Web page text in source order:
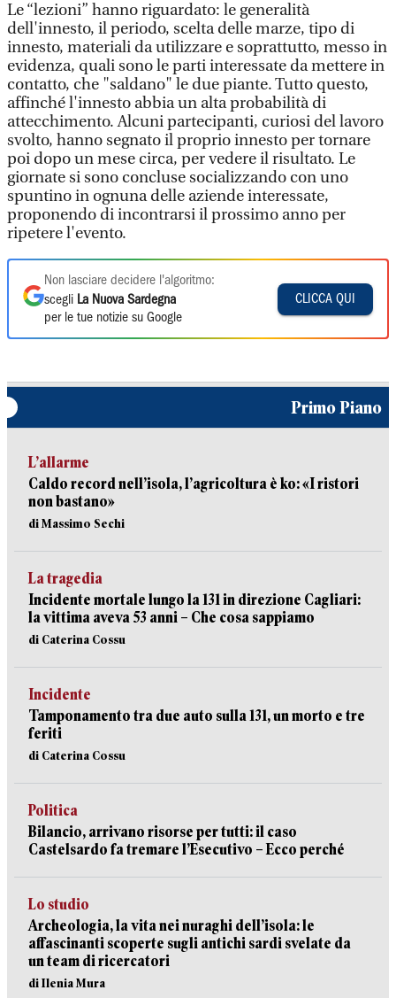
Le “lezioni” hanno riguardato: le generalità
dell'innesto, il periodo, scelta delle marze, tipo di
innesto, materiali da utilizzare e soprattutto, messo in
evidenza, quali sono le parti interessate da mettere in
contatto, che "saldano" le due piante. Tutto questo,
affinché l'innesto abbia un alta probabilità di
attecchimento. Alcuni partecipanti, curiosi del lavoro
svolto, hanno segnato il proprio innesto per tornare
poi dopo un mese circa, per vedere il risultato. Le
giornate si sono concluse socializzando con uno
spuntino in ognuna delle aziende interessate,
proponendo di incontrarsi il prossimo anno per
ripetere l'evento.
Non lasciare decidere l'algoritmo:
scegli La Nuova Sardegna
per le tue notizie su Google
CLICCA QUI
Primo Piano
L’allarme
Caldo record nell’isola, l’agricoltura è ko: «I ristori
non bastano»
di Massimo Sechi
La tragedia
Incidente mortale lungo la 131 in direzione Cagliari:
la vittima aveva 53 anni – Che cosa sappiamo
di Caterina Cossu
Incidente
Tamponamento tra due auto sulla 131, un morto e tre
feriti
di Caterina Cossu
Politica
Bilancio, arrivano risorse per tutti: il caso
Castelsardo fa tremare l’Esecutivo – Ecco perché
Lo studio
Archeologia, la vita nei nuraghi dell’isola: le
affascinanti scoperte sugli antichi sardi svelate da
un team di ricercatori
di Ilenia Mura